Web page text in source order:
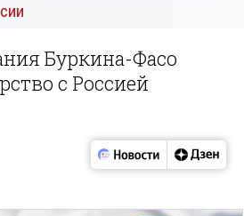
Буркина-Фасо
с Россией